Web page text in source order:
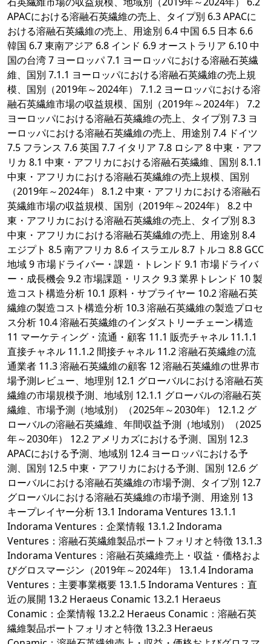
APACにおける溶融石英繊維の売上、タイプ別 6.3 APACに
おける溶融石英繊維の売上、用途別 6.4 中国 6.5 日本 6.6
韓国 6.7 東南アジア 6.8 インド 6.9 オーストラリア 6.10 中
国の台湾 7 ヨーロッパ 7.1 ヨーロッパにおける溶融石英繊
維、国別 7.1.1 ヨーロッパにおける溶融石英繊維の売上規
模、国別（2019年～2024年） 7.1.2 ヨーロッパにおける溶
融石英繊維市場の収益規模、国別（2019年～2024年） 7.2
ヨーロッパにおける溶融石英繊維の売上、タイプ別 7.3 ヨ
ーロッパにおける溶融石英繊維の売上、用途別 7.4 ドイツ
7.5 フランス 7.6 英国 7.7 イタリア 7.8 ロシア 8 中東・アフ
リカ 8.1 中東・アフリカにおける溶融石英繊維、国別 8.1.1
中東・アフリカにおける溶融石英繊維の売上規模、国別
（2019年～2024年） 8.1.2 中東・アフリカにおける溶融石
英繊維市場の収益規模、国別（2019年～2024年） 8.2 中
東・アフリカにおける溶融石英繊維の売上、タイプ別 8.3
中東・アフリカにおける溶融石英繊維の売上、用途別 8.4
エジプト 8.5 南アフリカ 8.6 イスラエル 8.7 トルコ 8.8 GCC
地域 9 市場ドライバー・課題・トレンド 9.1 市場ドライバ
ー・成長機会 9.2 市場課題・リスク 9.3 業界トレンド 10 製
造コスト構造分析 10.1 原料・サプライヤー 10.2 溶融石英
繊維の製造コスト構造分析 10.3 溶融石英繊維の製造プロセ
ス分析 10.4 溶融石英繊維のインダストリーチェーン構造
11 マーケティング・流通・顧客 11.1 販売チャネル 11.1.1
直接チャネル 11.1.2 間接チャネル 11.2 溶融石英繊維の流
通業者 11.3 溶融石英繊維の顧客 12 溶融石英繊維の世界市
場予測レビュー、地理別 12.1 グローバルにおける溶融石英
繊維の市場規模予測、地域別 12.1.1 グローバルの溶融石英
繊維、市場予測（地域別）（2025年～2030年） 12.1.2 グ
ローバルの溶融石英繊維、年間収益予測（地域別）（2025
年～2030年） 12.2 アメリカズにおける予測、国別 12.3
APACにおける予測、地域別 12.4 ヨーロッパにおける予
測、国別 12.5 中東・アフリカにおける予測、国別 12.6 グ
ローバルにおける溶融石英繊維の市場予測、タイプ別 12.7
グローバルにおける溶融石英繊維の市場予測、用途別 13
キープレイヤー分析 13.1 Indorama Ventures 13.1.1
Indorama Ventures：企業情報 13.1.2 Indorama
Ventures：溶融石英繊維製品ポートフォリオと特徴 13.1.3
Indorama Ventures：溶融石英繊維売上・収益・価格およ
びグロスマージン（2019年～2024年） 13.1.4 Indorama
Ventures：主要事業概要 13.1.5 Indorama Ventures：直
近の展開 13.2 Heraeus Conamic 13.2.1 Heraeus
Conamic：企業情報 13.2.2 Heraeus Conamic：溶融石英
繊維製品ポートフォリオと特徴 13.2.3 Heraeus